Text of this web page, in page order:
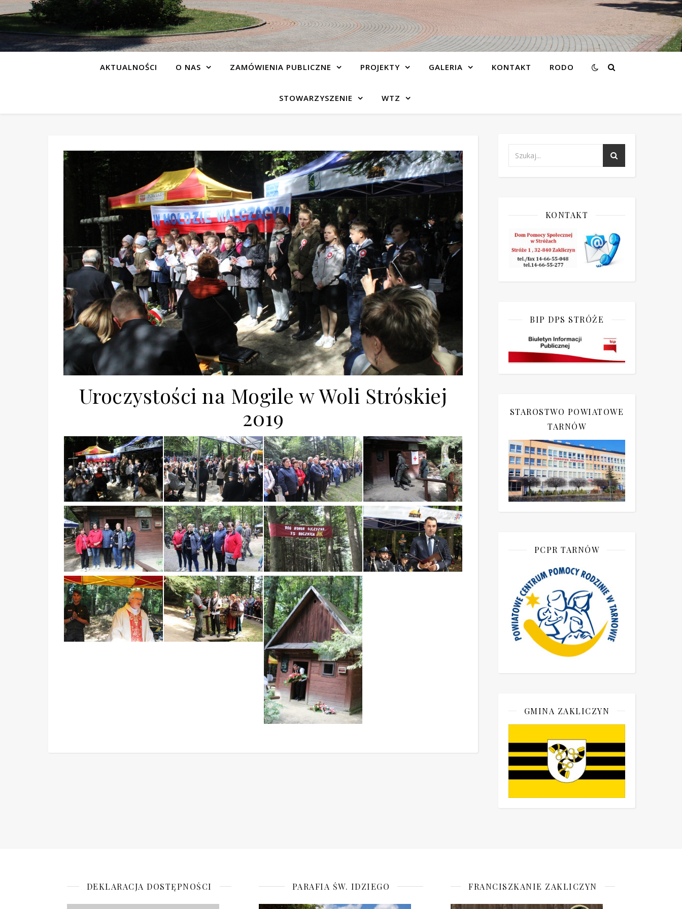
AKTUALNOŚCI O NAS ZAMÓWIENIA PUBLICZNE PROJEKTY GALERIA KONTAKT RODO
STOWARZYSZENIE WTZ
Uroczystości na Mogile w Woli Stróskiej
2019
KONTAKT
BIP DPS STRÓŻE
STAROSTWO POWIATOWE
TARNÓW
PCPR TARNÓW
GMINA ZAKLICZYN
DEKLARACJA DOSTĘPNOŚCI PARAFIA ŚW. IDZIEGO FRANCISZKANIE ZAKLICZYN